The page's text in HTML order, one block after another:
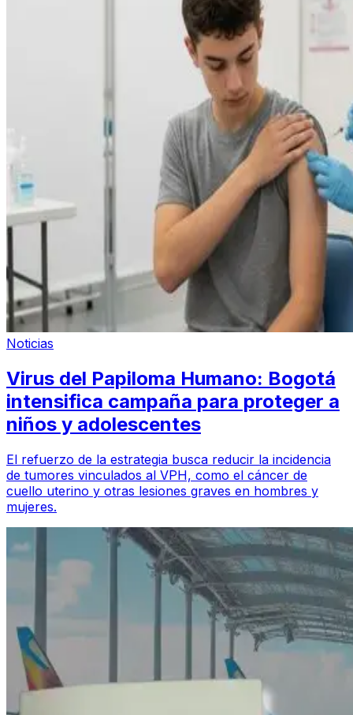
Noticias
Virus del Papiloma Humano: Bogotá
intensifica campaña para proteger a
niños y adolescentes
El refuerzo de la estrategia busca reducir la incidencia
de tumores vinculados al VPH, como el cáncer de
cuello uterino y otras lesiones graves en hombres y
mujeres.